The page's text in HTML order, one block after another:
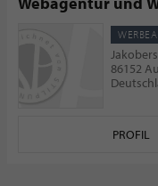
86152
PROFIL